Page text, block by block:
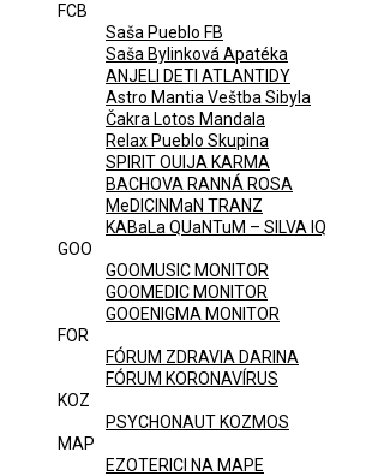
FCB
Saša Pueblo FB
Saša Bylinková Apatéka
ANJELI DETI ATLANTIDY
Astro Mantia Veštba Sibyla
Čakra Lotos Mandala
Relax Pueblo Skupina
SPIRIT OUIJA KARMA
BACHOVA RANNÁ ROSA
MeDICINMaN TRANZ
KABaLa QUaNTuM – SILVA IQ
GOO
GOOMUSIC MONITOR
GOOMEDIC MONITOR
GOOENIGMA MONITOR
FOR
FÓRUM ZDRAVIA DARINA
FÓRUM KORONAVÍRUS
KOZ
PSYCHONAUT KOZMOS
MAP
EZOTERICI NA MAPE